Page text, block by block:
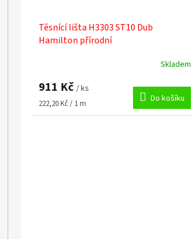
Těsnící lišta H3303 ST10 Dub
Hamilton přírodní
Skladem
911 Kč / ks
Měrná
cena:
222,20 Kč / 1 m Do košíku